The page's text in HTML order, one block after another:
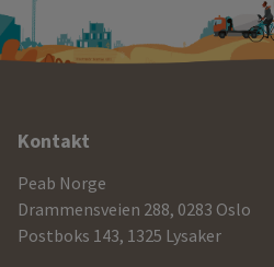
Ytterligere
informasjon
og
kontaktdetaljer
Kontakt
Peab Norge
Drammensveien 288, 0283 Oslo
Postboks 143, 1325 Lysaker